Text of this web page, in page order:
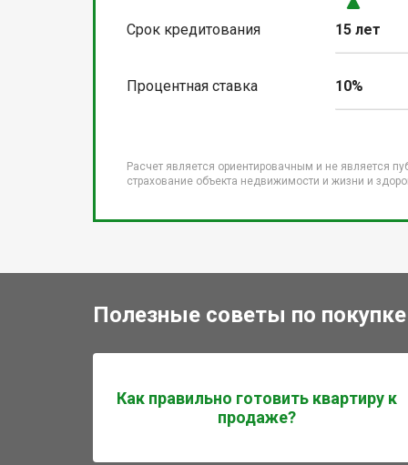
Срок кредитования 15 лет
Процентная ставка 10%
Расчет является ориентировачным и не является
страхование объекта недвижимости и жизни и
Полезные советы по
Как правильно готовить квартиру к
продаже?